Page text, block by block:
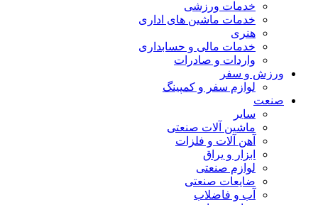
خدمات ورزشی
خدمات ماشین های اداری
هنری
خدمات مالی و حسابداری
واردات و صادرات
ورزش و سفر
لوازم سفر و کمپینگ
صنعت
سایر
ماشین آلات صنعتی
آهن آلات و فلزات
ابزار و یراق
لوازم صنعتی
ضایعات صنعتی
آب و فاضلاب